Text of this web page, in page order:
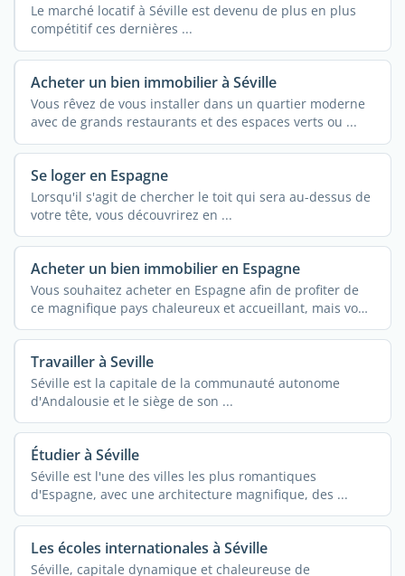
Le marché locatif à Séville est devenu de plus en plus
compétitif ces dernières ...
Acheter un bien immobilier à Séville
Vous rêvez de vous installer dans un quartier moderne
avec de grands restaurants et des espaces verts ou ...
Se loger en Espagne
Lorsqu'il s'agit de chercher le toit qui sera au-dessus de
votre tête, vous découvrirez en ...
Acheter un bien immobilier en Espagne
Vous souhaitez acheter en Espagne afin de profiter de
ce magnifique pays chaleureux et accueillant, mais vous
avez ...
Travailler à Seville
Séville est la capitale de la communauté autonome
d'Andalousie et le siège de son ...
Étudier à Séville
Séville est l'une des villes les plus romantiques
d'Espagne, avec une architecture magnifique, des ...
Les écoles internationales à Séville
Séville, capitale dynamique et chaleureuse de